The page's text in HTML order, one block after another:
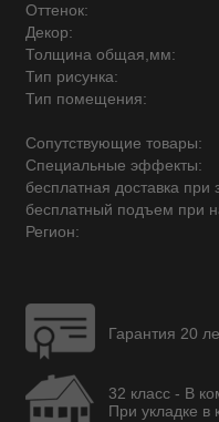
Оттенок:
Декор:
Толщина общая,мм:
Тип рисунка:
Тип помещения:
Сопутствующие товары:
Специальные эффекты:
бесплатная доставка при
бесплатный подъем при
Регион:
Гарантия 20
32 класс - В
При укладке в